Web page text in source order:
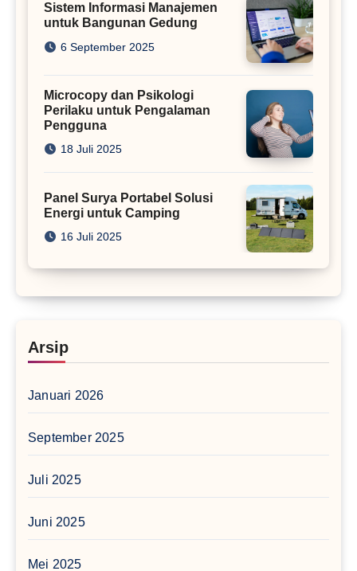
Sistem Informasi Manajemen
untuk Bangunan Gedung
6 September 2025
Microcopy dan Psikologi
Perilaku untuk Pengalaman
Pengguna
18 Juli 2025
Panel Surya Portabel Solusi
Energi untuk Camping
16 Juli 2025
Arsip
Januari 2026
September 2025
Juli 2025
Juni 2025
Mei 2025